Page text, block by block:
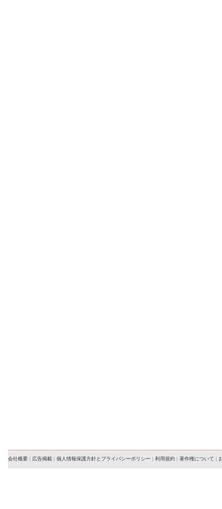
会社概要 | 広告掲載 | 個人情報保護方針とプライバシーポリシー | 利用規約 | 著作権について |